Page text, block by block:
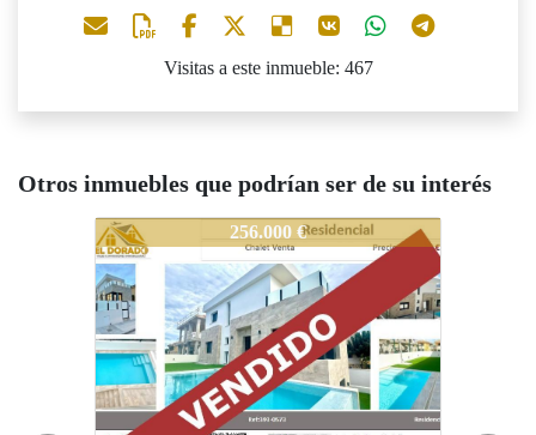
Visitas a este inmueble: 467
Otros inmuebles que podrían ser de su interés
256.000 €
308-0496 465.000 €